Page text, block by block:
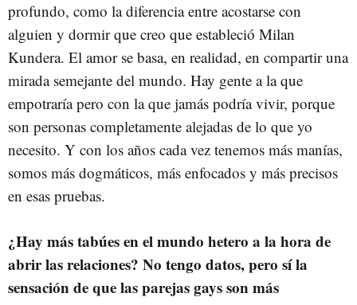
profundo, como la diferencia entre acostarse con
alguien y dormir que creo que estableció Milan
Kundera. El amor se basa, en realidad, en compartir una
mirada semejante del mundo. Hay gente a la que
empotraría pero con la que jamás podría vivir, porque
son personas completamente alejadas de lo que yo
necesito. Y con los años cada vez tenemos más manías,
somos más dogmáticos, más enfocados y más precisos
en esas pruebas.
¿Hay más tabúes en el mundo hetero a la hora de
abrir las relaciones? No tengo datos, pero sí la
sensación de que las parejas gays son más